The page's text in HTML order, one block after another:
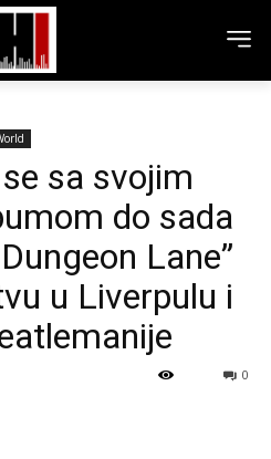
sa svojim
do sada
Lane”
u Liverpulu i
0